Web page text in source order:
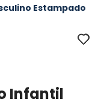
Estampado
Infantil